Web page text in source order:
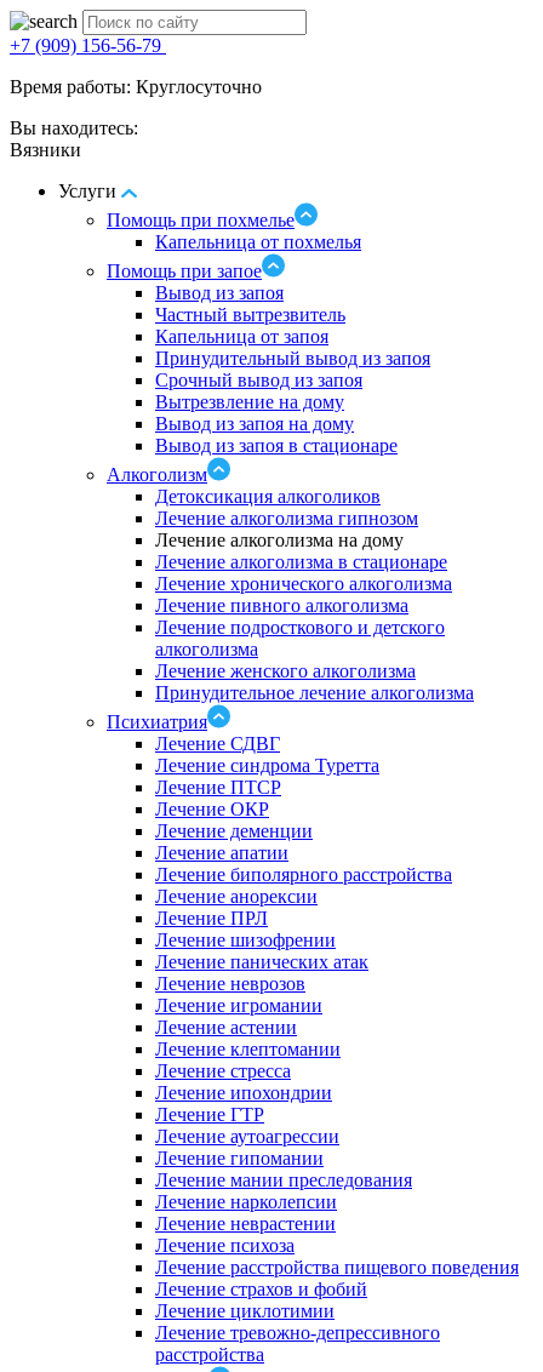
+7 (909) 156-56-79
Время работы: Круглосуточно
Вы находитесь:
Вязники
Услуги
Помощь при похмелье
Капельница от похмелья
Помощь при запое
Вывод из запоя
Частный вытрезвитель
Капельница от запоя
Принудительный вывод из запоя
Срочный вывод из запоя
Вытрезвление на дому
Вывод из запоя на дому
Вывод из запоя в стационаре
Алкоголизм
Детоксикация алкоголиков
Лечение алкоголизма гипнозом
Лечение алкоголизма на дому
Лечение алкоголизма в стационаре
Лечение хронического алкоголизма
Лечение пивного алкоголизма
Лечение подросткового и детского
алкоголизма
Лечение женского алкоголизма
Принудительное лечение алкоголизма
Психиатрия
Лечение СДВГ
Лечение синдрома Туретта
Лечение ПТСР
Лечение ОКР
Лечение деменции
Лечение апатии
Лечение биполярного расстройства
Лечение анорексии
Лечение ПРЛ
Лечение шизофрении
Лечение панических атак
Лечение неврозов
Лечение игромании
Лечение астении
Лечение клептомании
Лечение стресса
Лечение ипохондрии
Лечение ГТР
Лечение аутоагрессии
Лечение гипомании
Лечение мании преследования
Лечение нарколепсии
Лечение неврастении
Лечение психоза
Лечение расстройства пищевого поведения
Лечение страхов и фобий
Лечение циклотимии
Лечение тревожно-депрессивного
расстройства